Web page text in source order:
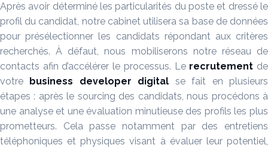
Après avoir déterminé les particularités du poste et dressé le
profil du candidat, notre cabinet utilisera sa base de données
pour présélectionner les candidats répondant aux critères
recherchés. À défaut, nous mobiliserons notre réseau de
contacts afin d’accélérer le processus. Le recrutement de
votre business developer digital se fait en plusieurs
étapes : après le sourcing des candidats, nous procédons à
une analyse et une évaluation minutieuse des profils les plus
prometteurs. Cela passe notamment par des entretiens
téléphoniques et physiques visant à évaluer leur potentiel,